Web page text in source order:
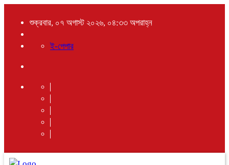
শুক্রবার, ০৭ অগাস্ট ২০২৬, ০৪:৩৩ অপরাহ্ন
ই-পেপার